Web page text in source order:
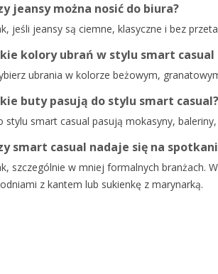
jeansy można nosić do biura?
jeśli jeansy są ciemne, klasyczne i bez
kolory ubrań w stylu smart
ubrania w kolorze beżowym,
buty pasują do stylu smart casual?
stylu smart casual pasują mokasyny,
smart casual nadaje się na
szczególnie w mniej formalnych branżach.
z kantem lub sukienkę z marynarką.